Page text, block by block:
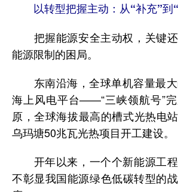
以转型把握主动：从“补充”到
把握能源安全主动权，关键还
能源限制的困局。
东南沿海，全球单机容量最大
海上风电平台——“三峡领航号”
原，全球海拔最高的槽式光热
乌玛塘50兆瓦光热项目开工建设。
开年以来，一个个新能源工程
不彰显我国能源绿色低碳转型的